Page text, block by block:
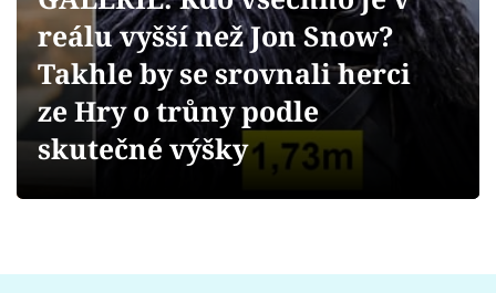
Videa
Sledujte prima+
reálu vyšší než Jon Snow?
Takhle by se srovnali herci
ze Hry o trůny podle
skutečné výšky